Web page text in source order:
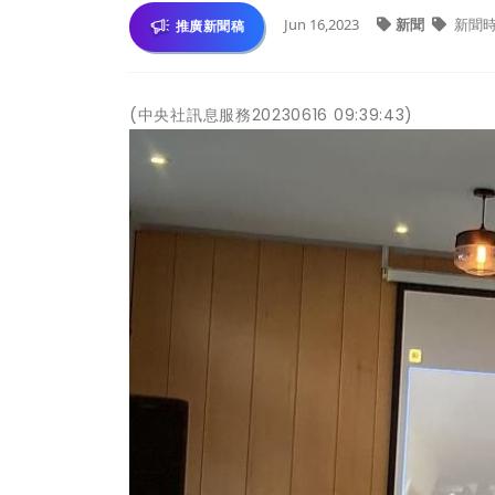
推廣新聞稿 Jun 16,2023 新聞 新聞
(中央社訊息服務20230616 09:39:43)